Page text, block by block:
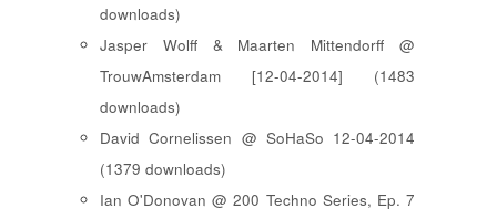
downloads)
Jasper Wolff & Maarten Mittendorff @
TrouwAmsterdam [12-04-2014] (1483
downloads)
David Cornelissen @ SoHaSo 12-04-2014
(1379 downloads)
Ian O'Donovan @ 200 Techno Series, Ep. 7